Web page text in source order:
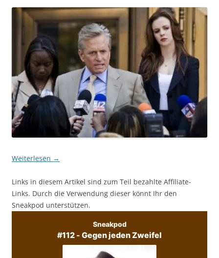
Weiterlesen →
Links in diesem Artikel sind zum Teil bezahlte Affiliate-
Links. Durch die Verwendung dieser könnt Ihr den
Sneakpod unterstützen.